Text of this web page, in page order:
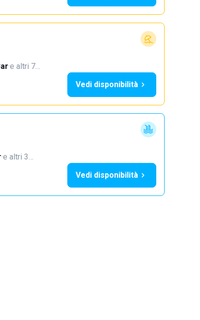
·e altri 7…
Vedi disponibilità
·e altri 3…
Vedi disponibilità